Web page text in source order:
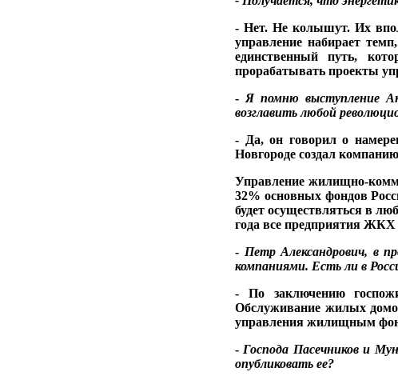
- Нет. Не колышут. Их
управление набирает
единственный путь,
прорабатывать проекты
- Я помню выступле­ние
возглавить лю­бой
- Да, он говорил о
Новгороде создал
Управление жилищно-
32% основных фондов
будет осуществляться в
года все предприятия
- Петр Александрович, в
компаниями. Есть ли в
- По заключению
Обслуживание жилых
управления жилищ­ным
- Господа Пасечникови
опуб­ликовать ее?